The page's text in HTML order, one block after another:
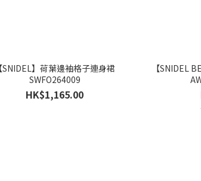
【SNIDEL】荷葉邊袖格子連身裙
SWFO264009
HK$1,165.00
【SNIDEL